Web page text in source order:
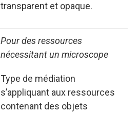
transparent et opaque.
Pour des ressources
nécessitant un microscope
Type de médiation
s’appliquant aux ressources
contenant des objets